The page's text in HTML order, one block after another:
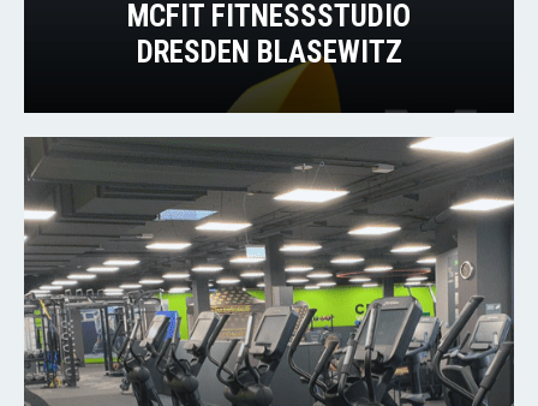
MCFIT FITNESSSTUDIO
DRESDEN BLASEWITZ